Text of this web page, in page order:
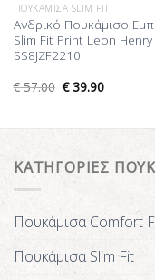
ΠΟΥΚΆΜΙΣΑ SLIM FIT
Ανδρικό Πουκάμισο
Slim Fit Print Leon Henry
SS8JZF2210
€57.00 €39.90
ΚΑΤΗΓΟΡΙΕΣ
Πουκάμισα Comfort
Πουκάμισα Slim Fit